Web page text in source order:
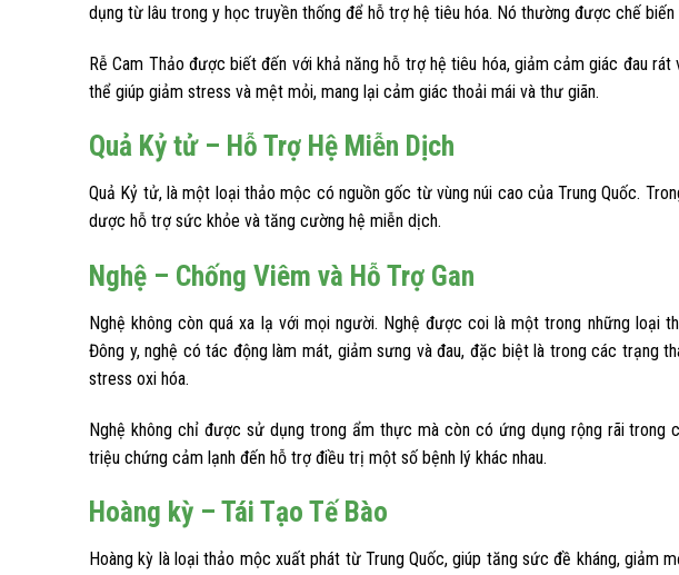
dụng từ lâu trong y học truyền thống để hỗ trợ hệ tiêu hóa. Nó thường được chế
Rễ Cam Thảo được biết đến với khả năng hỗ trợ hệ tiêu hóa, giảm cảm giác đau
thể giúp giảm stress và mệt mỏi, mang lại cảm giác thoải mái và thư giãn.
Quả Kỷ tử – Hỗ Trợ Hệ Miễn Dịch
Quả Kỷ tử, là một loại thảo mộc có nguồn gốc từ vùng núi cao của Trung Quốc.
dược hỗ trợ sức khỏe và tăng cường hệ miễn dịch.
Nghệ – Chống Viêm và Hỗ Trợ Gan
Nghệ không còn quá xa lạ với mọi người. Nghệ được coi là một trong những loại
Đông y, nghệ có tác động làm mát, giảm sưng và đau, đặc biệt là trong các trạng
stress oxi hóa.
Nghệ không chỉ được sử dụng trong ẩm thực mà còn có ứng dụng rộng rãi
triệu chứng cảm lạnh đến hỗ trợ điều trị một số bệnh lý khác nhau.
Hoàng kỳ – Tái Tạo Tế Bào
Hoàng kỳ là loại thảo mộc xuất phát từ Trung Quốc, giúp tăng sức đề kháng, giảm